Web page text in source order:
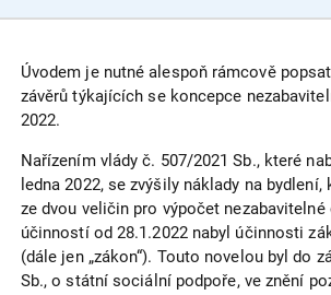
Úvodem je nutné alespoň rámcově
závěrů týkajících se koncepce
2022.
Nařízením vlády č. 507/2021 Sb., které
ledna 2022, se zvýšily náklady na
ze dvou veličin pro výpočet nezabavitelné
účinností od 28.1.2022 nabyl účinnosti
(dále jen „zákon“). Touto novelou byl do
Sb., o státní sociální podpoře, ve znění